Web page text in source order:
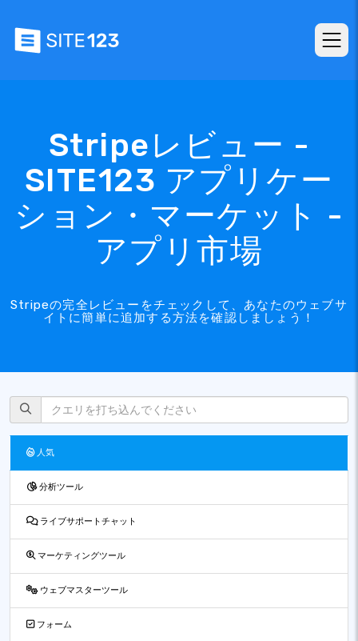
Stripeレビュー -
SITE123 アプリケー
ション・マーケット -
アプリ市場
Stripeの完全レビューをチェックして、あなたのウェブサ
イトに簡単に追加する方法を確認しましょう！
人気
分析ツール
ライブサポートチャット
マーケティングツール
ウェブマスターツール
フォーム